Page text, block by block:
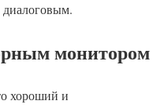
диалоговым.
монитором
хороший и